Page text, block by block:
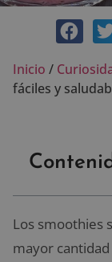
Inicio /
fáciles y
Los smoothies
mayor